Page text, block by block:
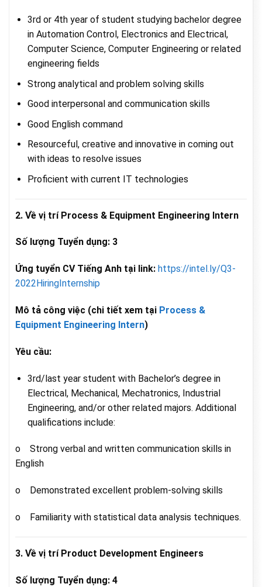
3rd or 4th year of student studying bachelor degree
in Automation Control, Electronics and Electrical,
Computer Science, Computer Engineering or related
engineering fields
Strong analytical and problem solving skills
Good interpersonal and communication skills
Good English command
Resourceful, creative and innovative in coming out
with ideas to resolve issues
Proficient with current IT technologies
2. Về vị trí Process & Equipment Engineering Intern
Số lượng Tuyển dụng: 3
Ứng tuyển CV Tiếng Anh tại link: https://intel.ly/Q3-
2022HiringInternship
Mô tả công việc (chi tiết xem tại Process &
Equipment Engineering Intern)
Yêu cầu:
3rd/last year student with Bachelor’s degree in
Electrical, Mechanical, Mechatronics, Industrial
Engineering, and/or other related majors. Additional
qualifications include:
o Strong verbal and written communication skills in
English
o Demonstrated excellent problem-solving skills
o Familiarity with statistical data analysis techniques.
3. Về vị trí Product Development Engineers
Số lượng Tuyển dụng: 4